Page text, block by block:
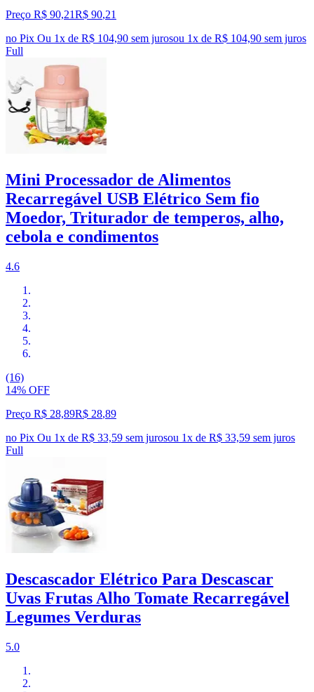
Preço R$ 90,21R$ 90,21
no Pix Ou 1x de R$ 104,90 sem jurosou 1x de R$ 104,90 sem juros
Full
Mini Processador de Alimentos
Recarregável USB Elétrico Sem fio
Moedor, Triturador de temperos, alho,
cebola e condimentos
4.6
(16)
14% OFF
Preço R$ 28,89R$ 28,89
no Pix Ou 1x de R$ 33,59 sem jurosou 1x de R$ 33,59 sem juros
Full
Descascador Elétrico Para Descascar
Uvas Frutas Alho Tomate Recarregável
Legumes Verduras
5.0